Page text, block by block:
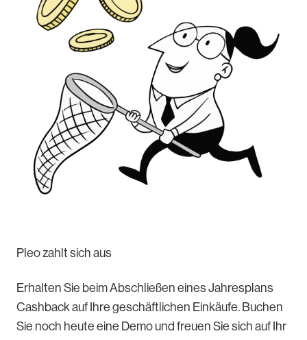
Pleo zahlt sich aus
Erhalten Sie beim Abschließen eines Jahresplans
Cashback auf Ihre geschäftlichen Einkäufe. Buchen
Sie noch heute eine Demo und freuen Sie sich auf Ihr